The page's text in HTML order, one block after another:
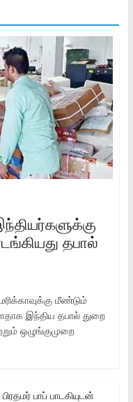
தபால்
மீண்டும்
இந்திய தபால் துறை
ஒழுங்குமுறை
பாப் பாடகியுடன்